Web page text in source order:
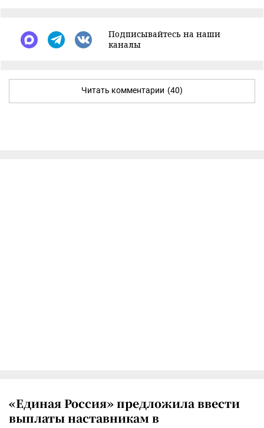
Подписывайтесь на наши
каналы
Читать комментарии (40)
«Единая Россия» предложила ввести
выплаты наставникам в